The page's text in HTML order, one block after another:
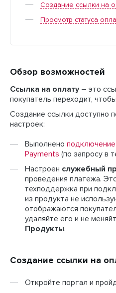
Создание ссылки на
Просмотр статуса
Обзор возможностей
Ссылка на оплату – это
покупатель переходит,
Создание ссылки доступно
настроек:
Выполнено
Payments (по запросу в
Настроен служебный
проведения платежа.
техподдержка при
из продукта не
отображаются
удаляйте его и не
Продукты.
Создание ссылки на
Откройте портал и